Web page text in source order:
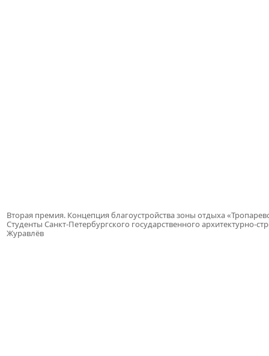
Вторая премия. Концепция благоустройства зоны отдыха
Студенты Санкт-Петербургского государственного
Журавлёв